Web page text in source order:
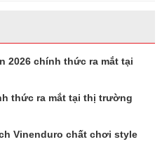
2026 chính thức ra mắt tại
thức ra mắt tại thị trường
Vinenduro chất chơi style